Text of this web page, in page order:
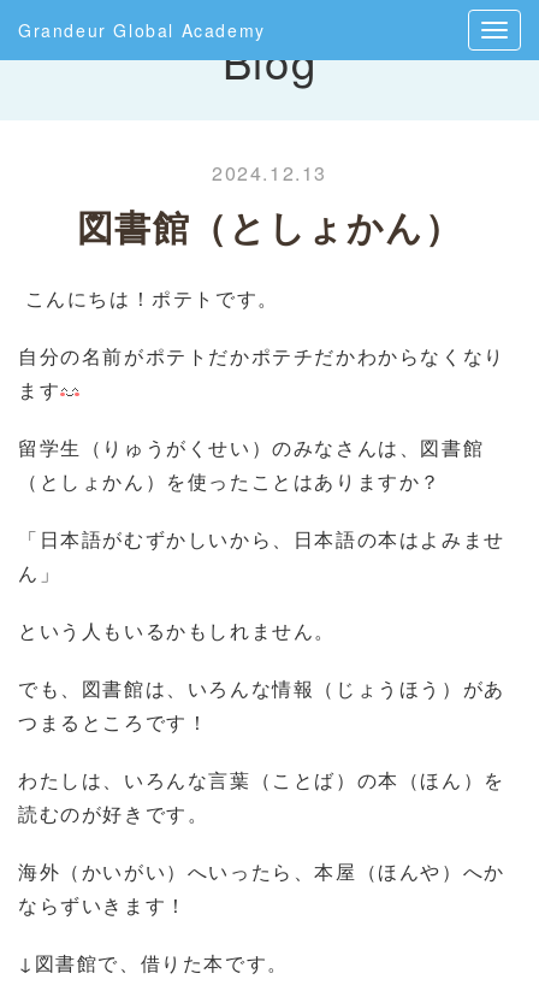
Grandeur Global AcademyBlog
2024.12.13
図書館（としょかん）
こんにちは！ポテトです。
自分の名前がポテトだかポテチだかわからなくなり
ます
留学生（りゅうがくせい）のみなさんは、図書館
（としょかん）を使ったことはありますか？
「日本語がむずかしいから、日本語の本はよみませ
ん」
という人もいるかもしれません。
でも、図書館は、いろんな情報（じょうほう）があ
つまるところです！
わたしは、いろんな言葉（ことば）の本（ほん）を
読むのが好きです。
海外（かいがい）へいったら、本屋（ほんや）へか
ならずいきます！
↓図書館で、借りた本です。